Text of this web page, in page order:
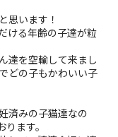
思います！
ける年齢の子達が粒
達を空輸して来まし
どの子もかわいい子
済みの子猫達なの
ます。